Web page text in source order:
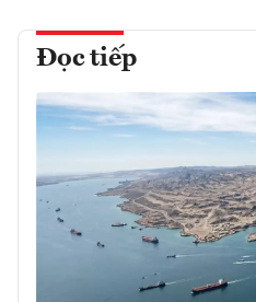
Đọc tiếp